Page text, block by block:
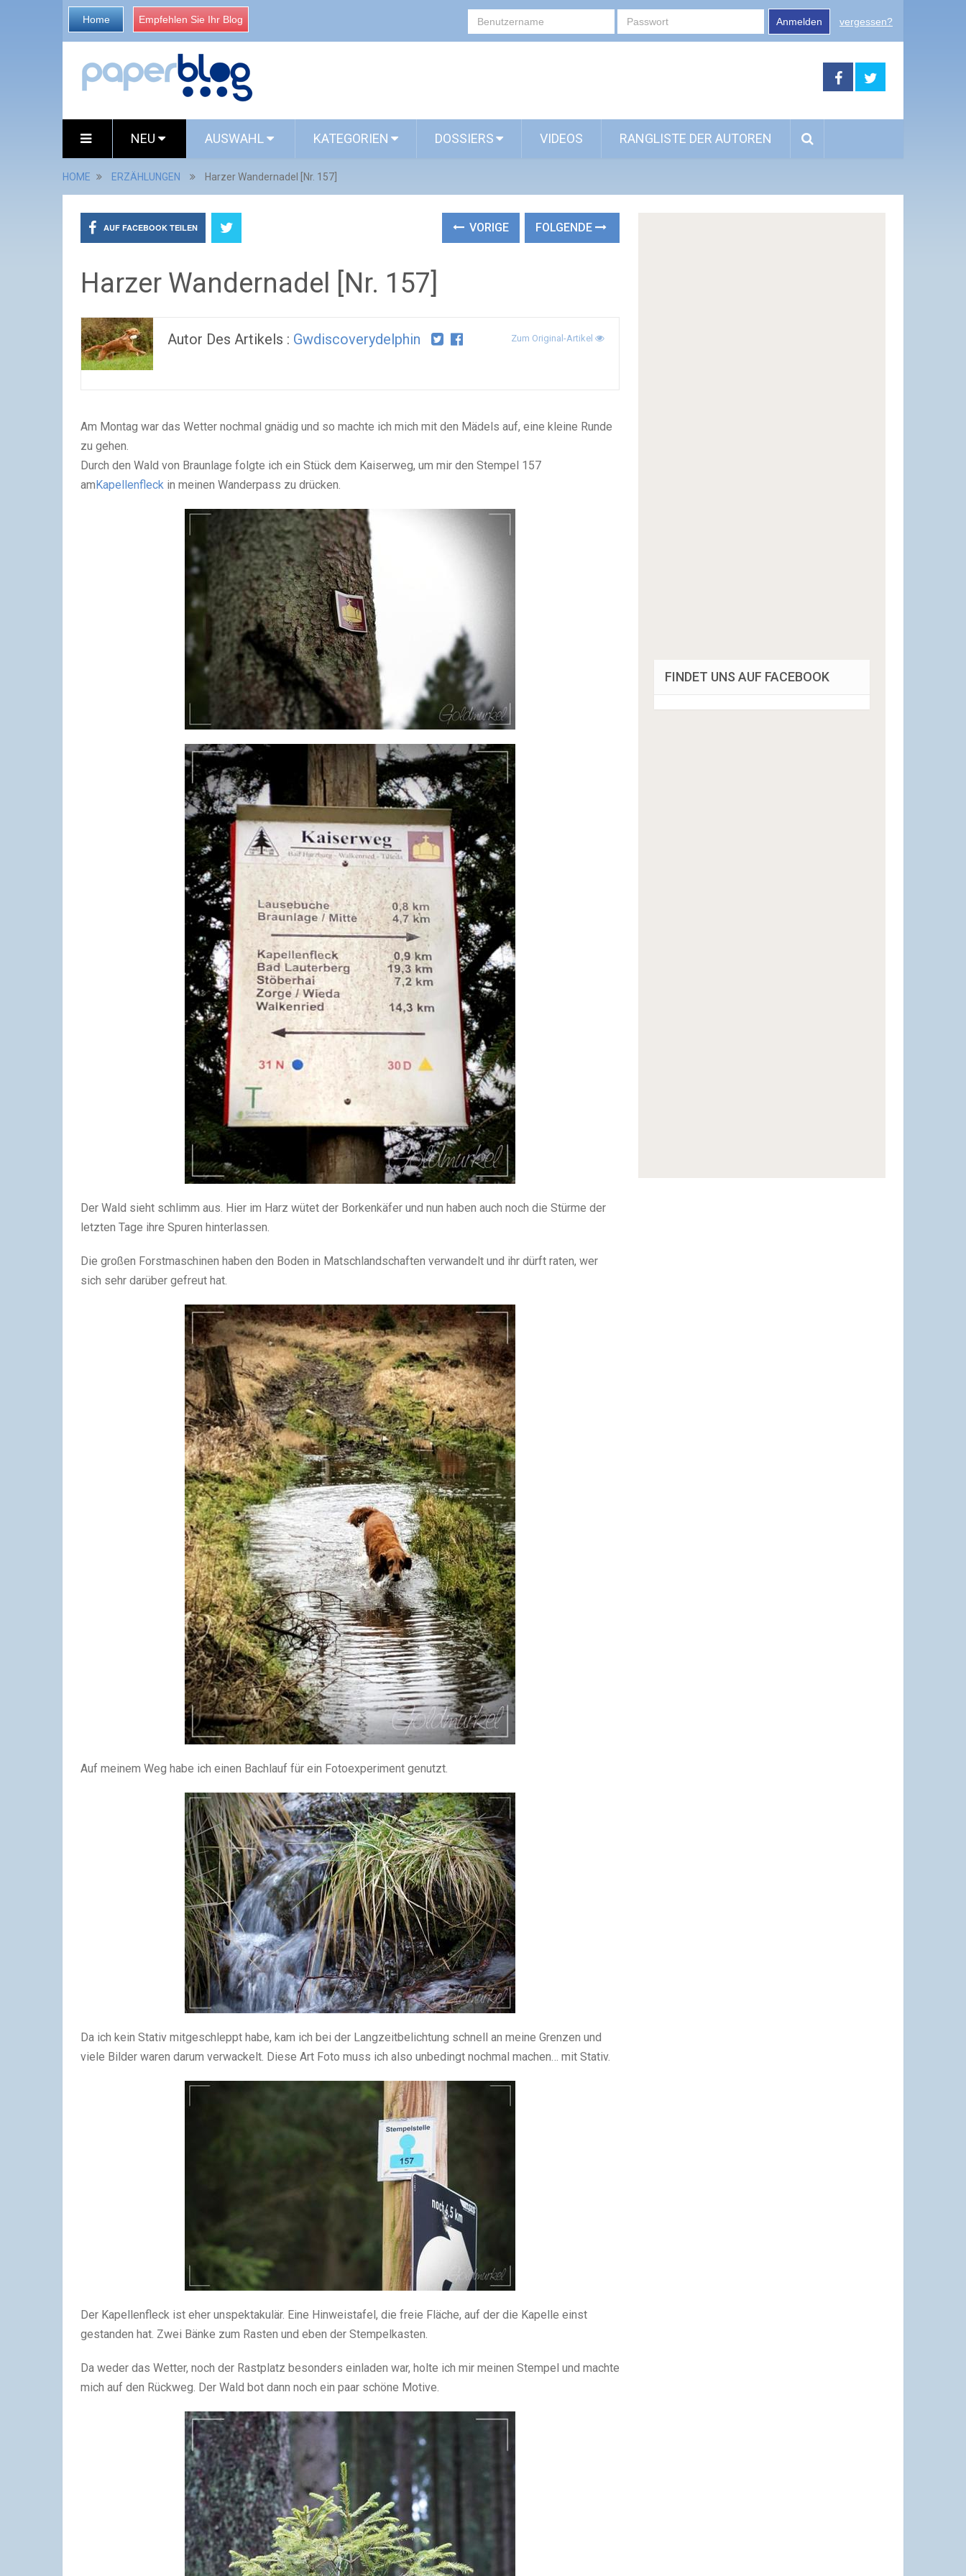
Home Empfehlen Sie Ihr Blog Anmelden vergessen?
NEU AUSWAHL KATEGORIEN DOSSIERS VIDEOS RANGLISTE DER AUTOREN
HOME ERZÄHLUNGEN Harzer Wandernadel [Nr. 157]
AUF FACEBOOK TEILEN VORIGE FOLGENDE
Harzer Wandernadel [Nr. 157]
Autor Des Artikels : Gwdiscoverydelphin Zum Original-Artikel
Am Montag war das Wetter nochmal gnädig und so machte ich mich mit den Mädels auf, eine kleine Runde
zu gehen.
Durch den Wald von Braunlage folgte ich ein Stück dem Kaiserweg, um mir den Stempel 157
amKapellenfleck in meinen Wanderpass zu drücken.
Der Wald sieht schlimm aus. Hier im Harz wütet der Borkenkäfer und nun haben auch noch die Stürme der
letzten Tage ihre Spuren hinterlassen.
Die großen Forstmaschinen haben den Boden in Matschlandschaften verwandelt und ihr dürft raten, wer
sich sehr darüber gefreut hat.
Auf meinem Weg habe ich einen Bachlauf für ein Fotoexperiment genutzt.
Da ich kein Stativ mitgeschleppt habe, kam ich bei der Langzeitbelichtung schnell an meine Grenzen und
viele Bilder waren darum verwackelt. Diese Art Foto muss ich also unbedingt nochmal machen… mit Stativ.
Der Kapellenfleck ist eher unspektakulär. Eine Hinweistafel, die freie Fläche, auf der die Kapelle einst
gestanden hat. Zwei Bänke zum Rasten und eben der Stempelkasten.
Da weder das Wetter, noch der Rastplatz besonders einladen war, holte ich mir meinen Stempel und machte
mich auf den Rückweg. Der Wald bot dann noch ein paar schöne Motive.
FINDET UNS AUF FACEBOOK